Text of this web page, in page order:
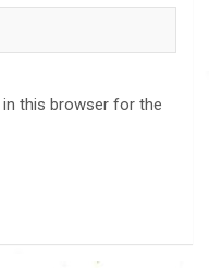
in this browser for the